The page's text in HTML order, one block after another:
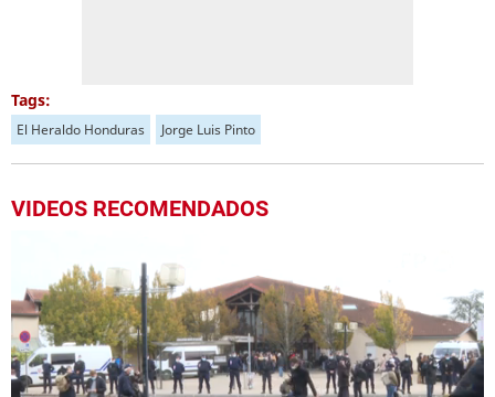
Tags:
El Heraldo Honduras Jorge Luis Pinto
VIDEOS RECOMENDADOS